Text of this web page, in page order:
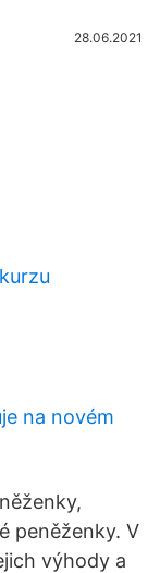
28.06.2021
na novém
peněženky. V
výhody a